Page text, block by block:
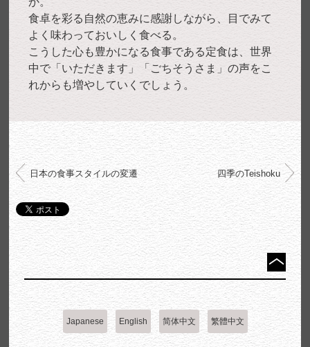
食卓を彩る自然の恵みに感謝しながら、目でみて
よく味わっておいしく食べる。
こうした心も豊かになる食事である定食は、世界
中で「いただきます」「ごちそうさま」の声をこ
れからも増やしていくでしょう。
日本の食事スタイルの変遷 四季のTeishoku
Japanese English 简体中文 繁體中文